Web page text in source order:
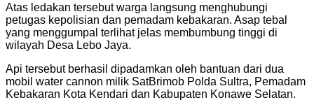
Atas ledakan tersebut warga langsung menghubungi
petugas kepolisian dan pemadam kebakaran. Asap tebal
yang menggumpal terlihat jelas membumbung tinggi di
wilayah Desa Lebo Jaya.
Api tersebut berhasil dipadamkan oleh bantuan dari dua
mobil water cannon milik SatBrimob Polda Sultra, Pemadam
Kebakaran Kota Kendari dan Kabupaten Konawe Selatan.